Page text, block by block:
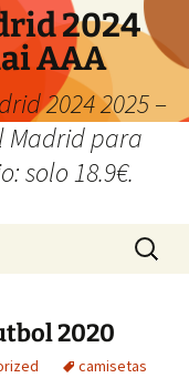
2024
AAA
2024 2025 –
Madrid para
solo 18.9€.
Buscar:
2020
camisetas